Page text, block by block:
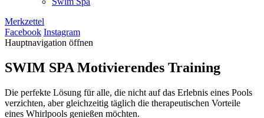
Merkzettel
Facebook Instagram
Hauptnavigation öffnen
SWIM SPA Motivierendes Training
Die perfekte Lösung für alle, die nicht auf das Erlebnis eines Pools
verzichten, aber gleichzeitig täglich die therapeutischen Vorteile
eines Whirlpools genießen möchten.